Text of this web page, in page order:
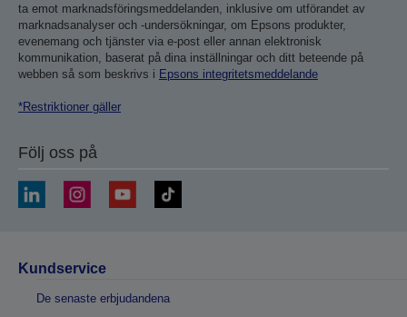
ta emot marknadsföringsmeddelanden, inklusive om utförandet av
marknadsanalyser och -undersökningar, om Epsons produkter,
evenemang och tjänster via e-post eller annan elektronisk
kommunikation, baserat på dina inställningar och ditt beteende på
webben så som beskrivs i Epsons integritetsmeddelande
*Restriktioner gäller
Följ oss på
Kundservice
De senaste erbjudandena